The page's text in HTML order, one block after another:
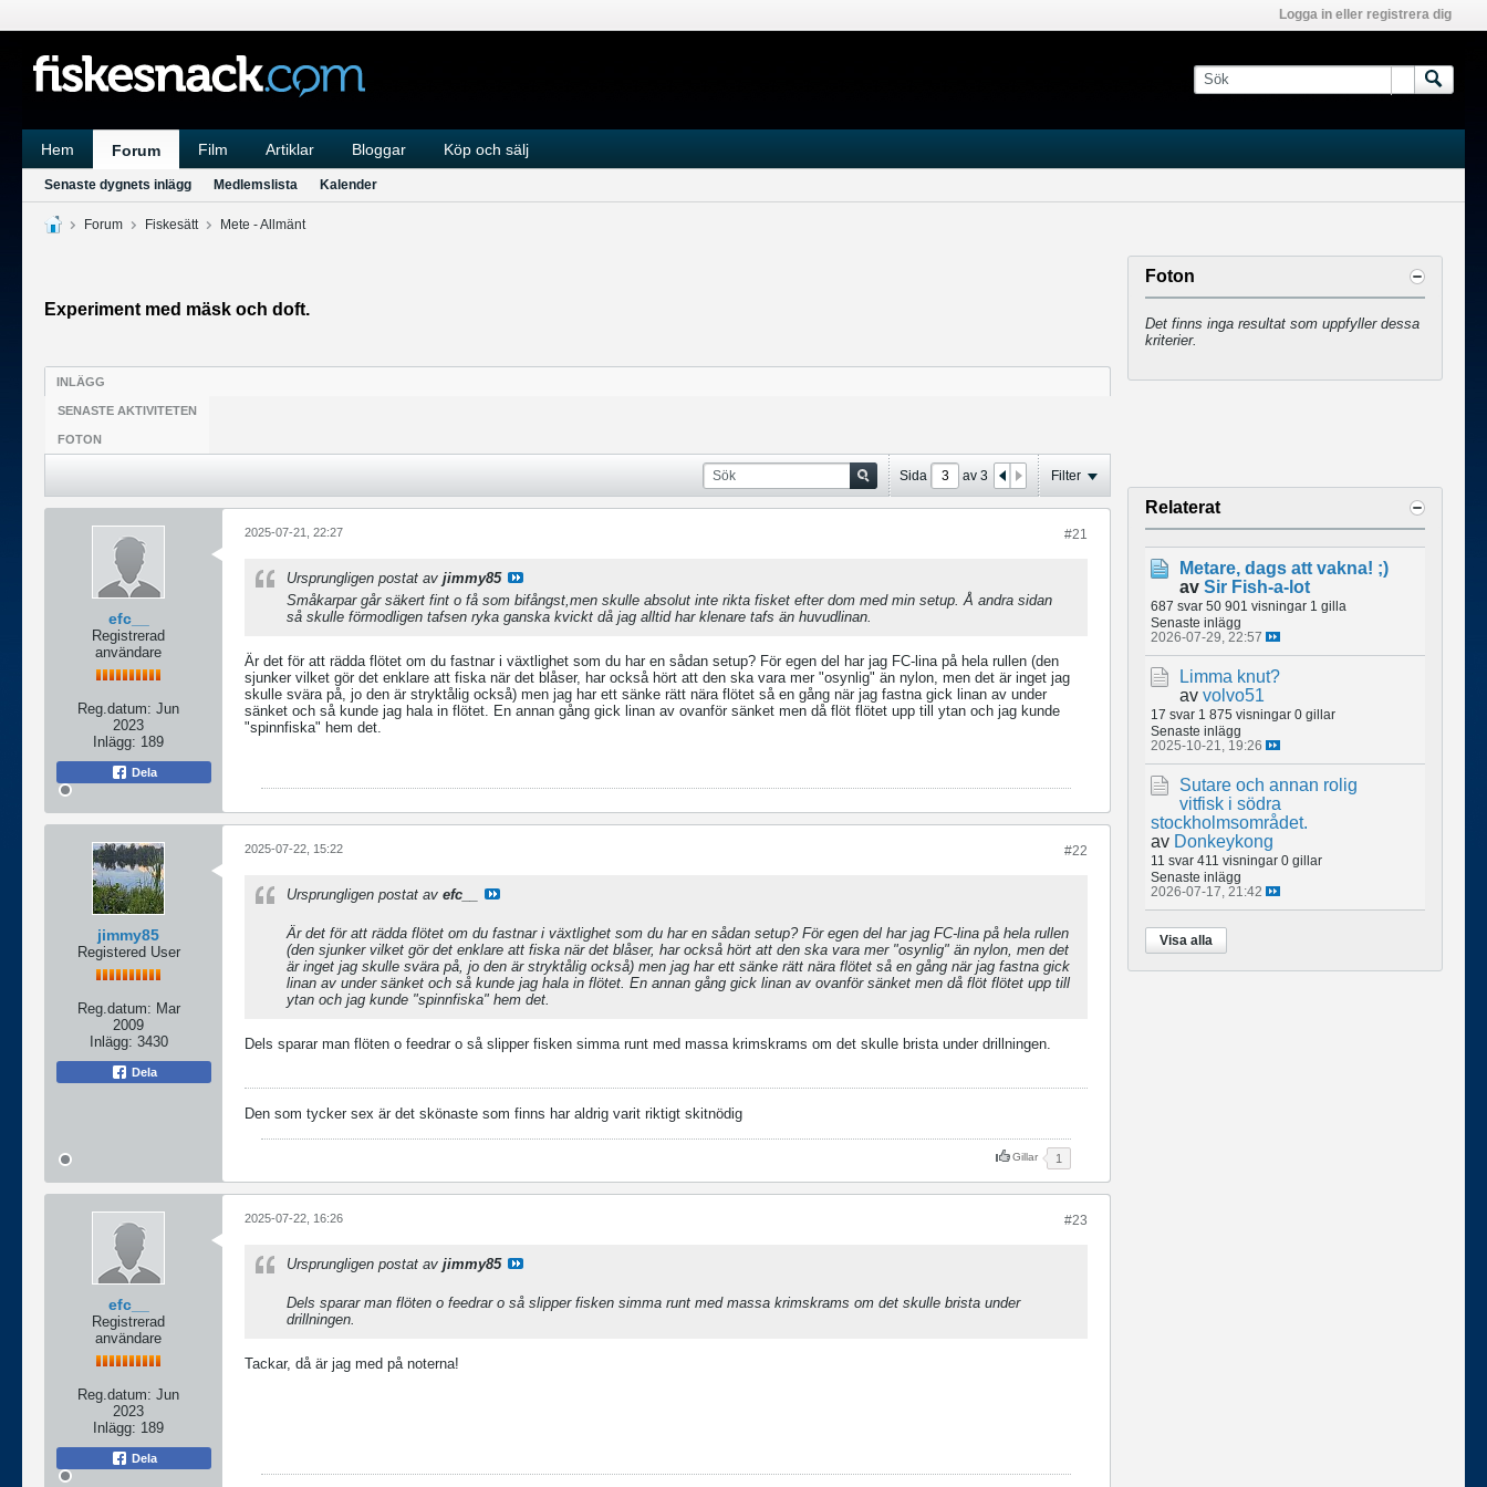
Logga in eller registrera dig
Hem Forum Film Artiklar Bloggar Köp och sälj
Senaste dygnets inlägg Medlemslista Kalender
Forum Fiskesätt Mete - Allmänt
Experiment med mäsk och doft.
INLÄGG
SENASTE AKTIVITETEN
FOTON
Sida av 3 Filter
efc__
Registrerad
användare
Reg.datum: Jun
2023
Inlägg: 189
Dela
#21
2025-07-21, 22:27
Ursprungligen postat av jimmy85
Småkarpar går säkert fint o få som bifångst,men skulle absolut inte rikta fisket efter dom med min setup. Å andra sidan
så skulle förmodligen tafsen ryka ganska kvickt då jag alltid har klenare tafs än huvudlinan.
Är det för att rädda flötet om du fastnar i växtlighet som du har en sådan setup? För egen del har jag FC-lina på hela rullen (den
sjunker vilket gör det enklare att fiska när det blåser, har också hört att den ska vara mer "osynlig" än nylon, men det är inget jag
skulle svära på, jo den är stryktålig också) men jag har ett sänke rätt nära flötet så en gång när jag fastna gick linan av under
sänket och så kunde jag hala in flötet. En annan gång gick linan av ovanför sänket men då flöt flötet upp till ytan och jag kunde
"spinnfiska" hem det.
jimmy85
Registered User
Reg.datum: Mar
2009
Inlägg: 3430
Dela
#22
2025-07-22, 15:22
Ursprungligen postat av efc__
Är det för att rädda flötet om du fastnar i växtlighet som du har en sådan setup? För egen del har jag FC-lina på hela rullen
(den sjunker vilket gör det enklare att fiska när det blåser, har också hört att den ska vara mer "osynlig" än nylon, men det
är inget jag skulle svära på, jo den är stryktålig också) men jag har ett sänke rätt nära flötet så en gång när jag fastna gick
linan av under sänket och så kunde jag hala in flötet. En annan gång gick linan av ovanför sänket men då flöt flötet upp till
ytan och jag kunde "spinnfiska" hem det.
Dels sparar man flöten o feedrar o så slipper fisken simma runt med massa krimskrams om det skulle brista under drillningen.
Den som tycker sex är det skönaste som finns har aldrig varit riktigt skitnödig
Gillar 1
efc__
Registrerad
användare
Reg.datum: Jun
2023
Inlägg: 189
Dela
#23
2025-07-22, 16:26
Ursprungligen postat av jimmy85
Dels sparar man flöten o feedrar o så slipper fisken simma runt med massa krimskrams om det skulle brista under
drillningen.
Tackar, då är jag med på noterna!
Foton
Det finns inga resultat som uppfyller dessa
kriterier.
Relaterat
Metare, dags att vakna! ;)
av Sir Fish-a-lot
687 svar 50 901 visningar 1 gilla
Senaste inlägg
2026-07-29, 22:57
Limma knut?
av volvo51
17 svar 1 875 visningar 0 gillar
Senaste inlägg
2025-10-21, 19:26
Sutare och annan rolig
vitfisk i södra
stockholmsområdet.
av Donkeykong
11 svar 411 visningar 0 gillar
Senaste inlägg
2026-07-17, 21:42
Visa alla